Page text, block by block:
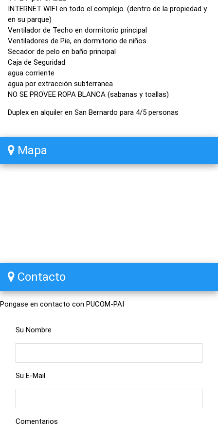
INTERNET WIFI en todo el complejo. (dentro de la propiedad y
en su parque)
Ventilador de Techo en dormitorio principal
Ventiladores de Pie, en dormitorio de niños
Secador de pelo en baño principal
Caja de Seguridad
agua corriente
agua por extracción subterranea
NO SE PROVEE ROPA BLANCA (sabanas y toallas)
Duplex en alquiler en San Bernardo para 4/5 personas
Mapa
Contacto
Pongase en contacto con PUCOM-PAI
Su Nombre
Su E-Mail
Comentarios